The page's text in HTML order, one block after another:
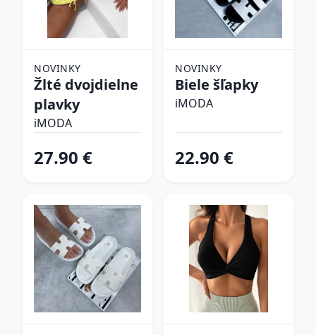
NOVINKY
Žlté dvojdielne
plavky
iMODA
27.90 €
NOVINKY
Biele šľapky
iMODA
22.90 €